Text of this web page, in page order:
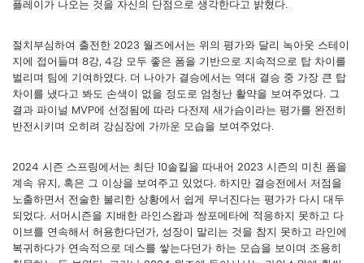
플레이가 나오는 것을 자신의 단점으로 생각한다고 밝혔다.
절치부심하여 출전한 2023 월즈에서는 위의 평가와 달리 녹아웃 스테이
지에 접어들며 8강, 4강 모두 좋은 폼을 기반으로 지속적으로 탑 차이를
벌리며 팀에 기여하였다. 더 나아가 결승에서는 역대 결승 중 가장 큰 탑
차이를 냈다고 봐도 손색이 없을 정도로 엄청난 활약을 보여주었다. 그
결과 파이널 MVP에 선정됨에 따라 다전제 새가슴이라는 평가를 완전히
반전시키며 오히려 강심장에 가까운 모습을 보여주었다.
2024 시즌 스프링에서는 최단 10솔킬을 따내어 2023 시즌의 미친 폼을
계속 유지, 혹은 그 이상을 보여주고 있었다. 하지만 결승전에서 저점을
노출하면서 전술한 불리한 상황에서 쉽게 무너진다는 평가가 다시 대두
되었다. 서머시즌을 지배한 라인스왑과 쌍포메타에 적응하지 못하고 다
이브를 연속해서 허용한다던가, 성장이 말리는 것을 참지 못하고 라인에
복귀하다가 연속적으로 데스를 쌓는다던가 하는 모습을 보이며 조용히